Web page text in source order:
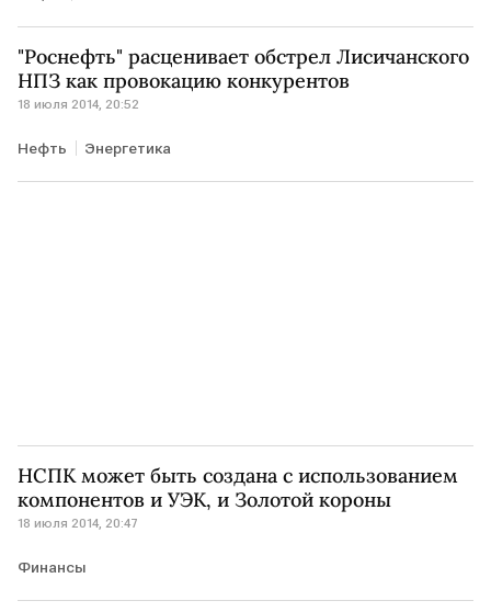
"Роснефть" расценивает обстрел Лисичанского
НПЗ как провокацию конкурентов
18 июля 2014, 20:52
Нефть Энергетика
НСПК может быть создана с использованием
компонентов и УЭК, и Золотой короны
18 июля 2014, 20:47
Финансы